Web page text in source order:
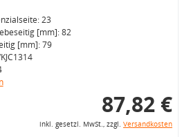
23
[mm]: 82
[mm]: 79
87,82 €
inkl. gesetzl. MwSt., zzgl. Versandkosten